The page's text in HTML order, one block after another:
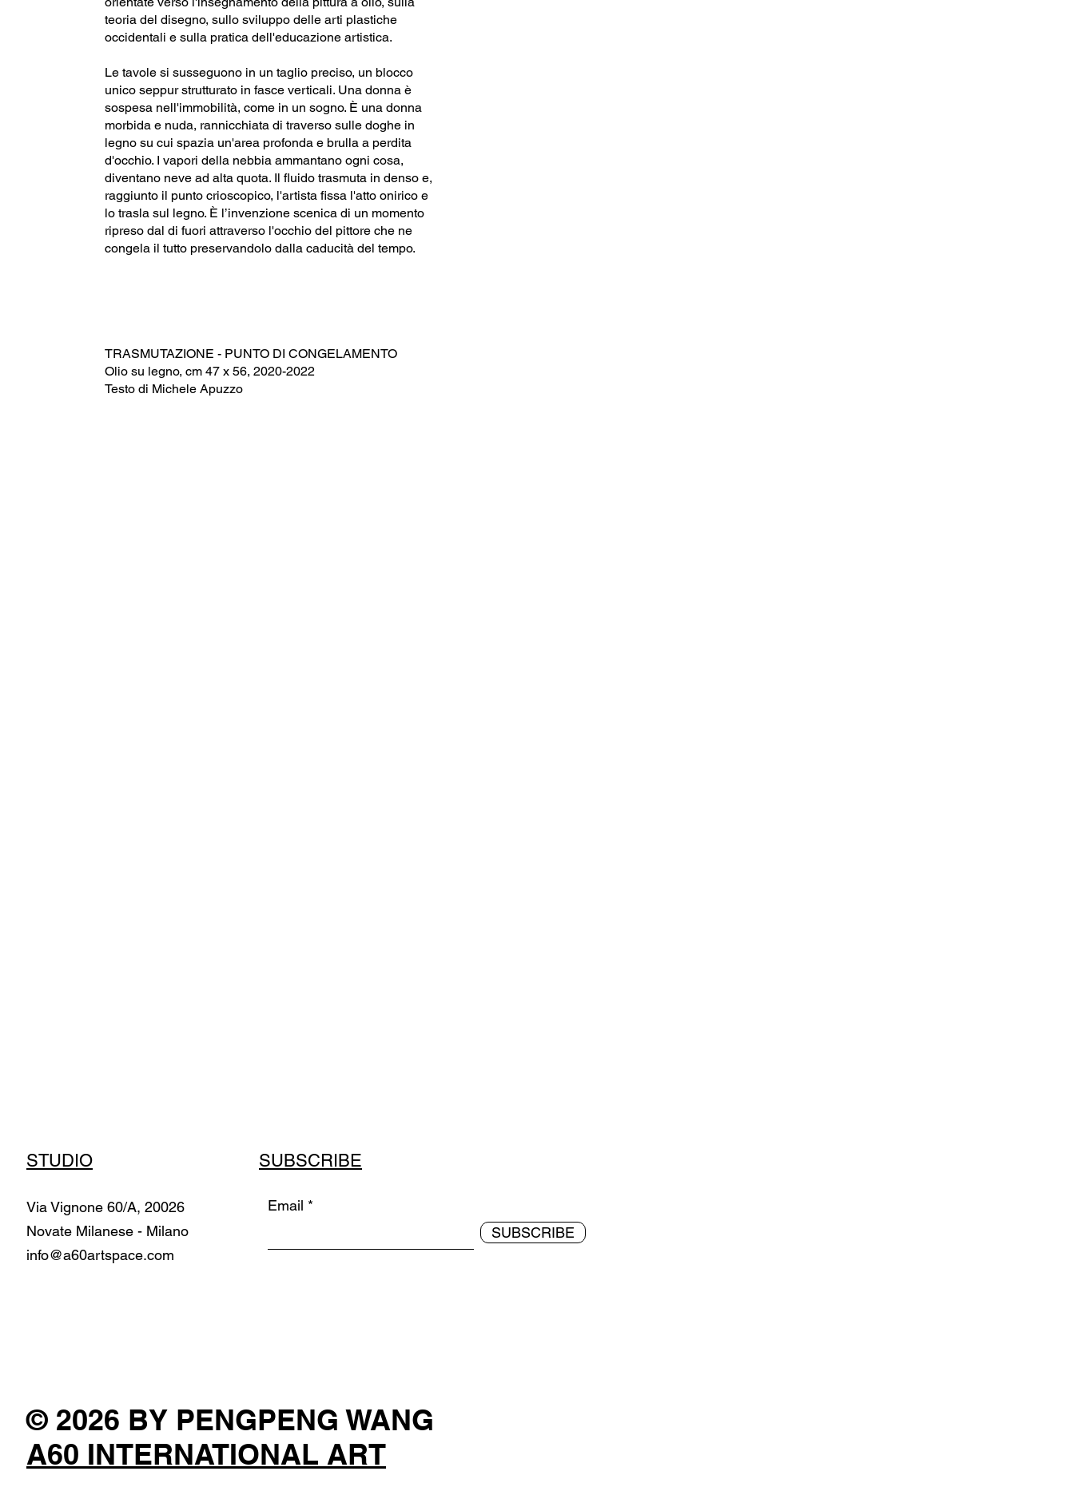
teoria del disegno, sullo sviluppo delle arti plastiche
occidentali e sulla pratica dell'educazione artistica.
Le tavole si susseguono in un taglio preciso, un blocco
unico seppur strutturato in fasce verticali. Una donna è
sospesa nell'immobilità, come in un sogno. È una donna
morbida e nuda, rannicchiata di traverso sulle doghe in
legno su cui spazia un'area profonda e brulla a perdita
d'occhio. I vapori della nebbia ammantano ogni cosa,
diventano neve ad alta quota. Il fluido trasmuta in denso e,
raggiunto il punto crioscopico, l'artista fissa l'atto onirico e
lo trasla sul legno. È l’invenzione scenica di un momento
ripreso dal di fuori attraverso l'occhio del pittore che ne
congela il tutto preservandolo dalla caducità del tempo.
TRASMUTAZIONE - PUNTO DI CONGELAMENTO
Olio su legno, cm 47 x 56, 2020-2022
Testo di Michele Apuzzo
STUDIO
Via Vignone 60/A, 20026
Novate Milanese - Milano
info@a60artspace.com
SUBSCRIBE
Email
SUBSCRIBE
© 2026 BY PENGPENG WANG
A60 INTERNATIONAL ART